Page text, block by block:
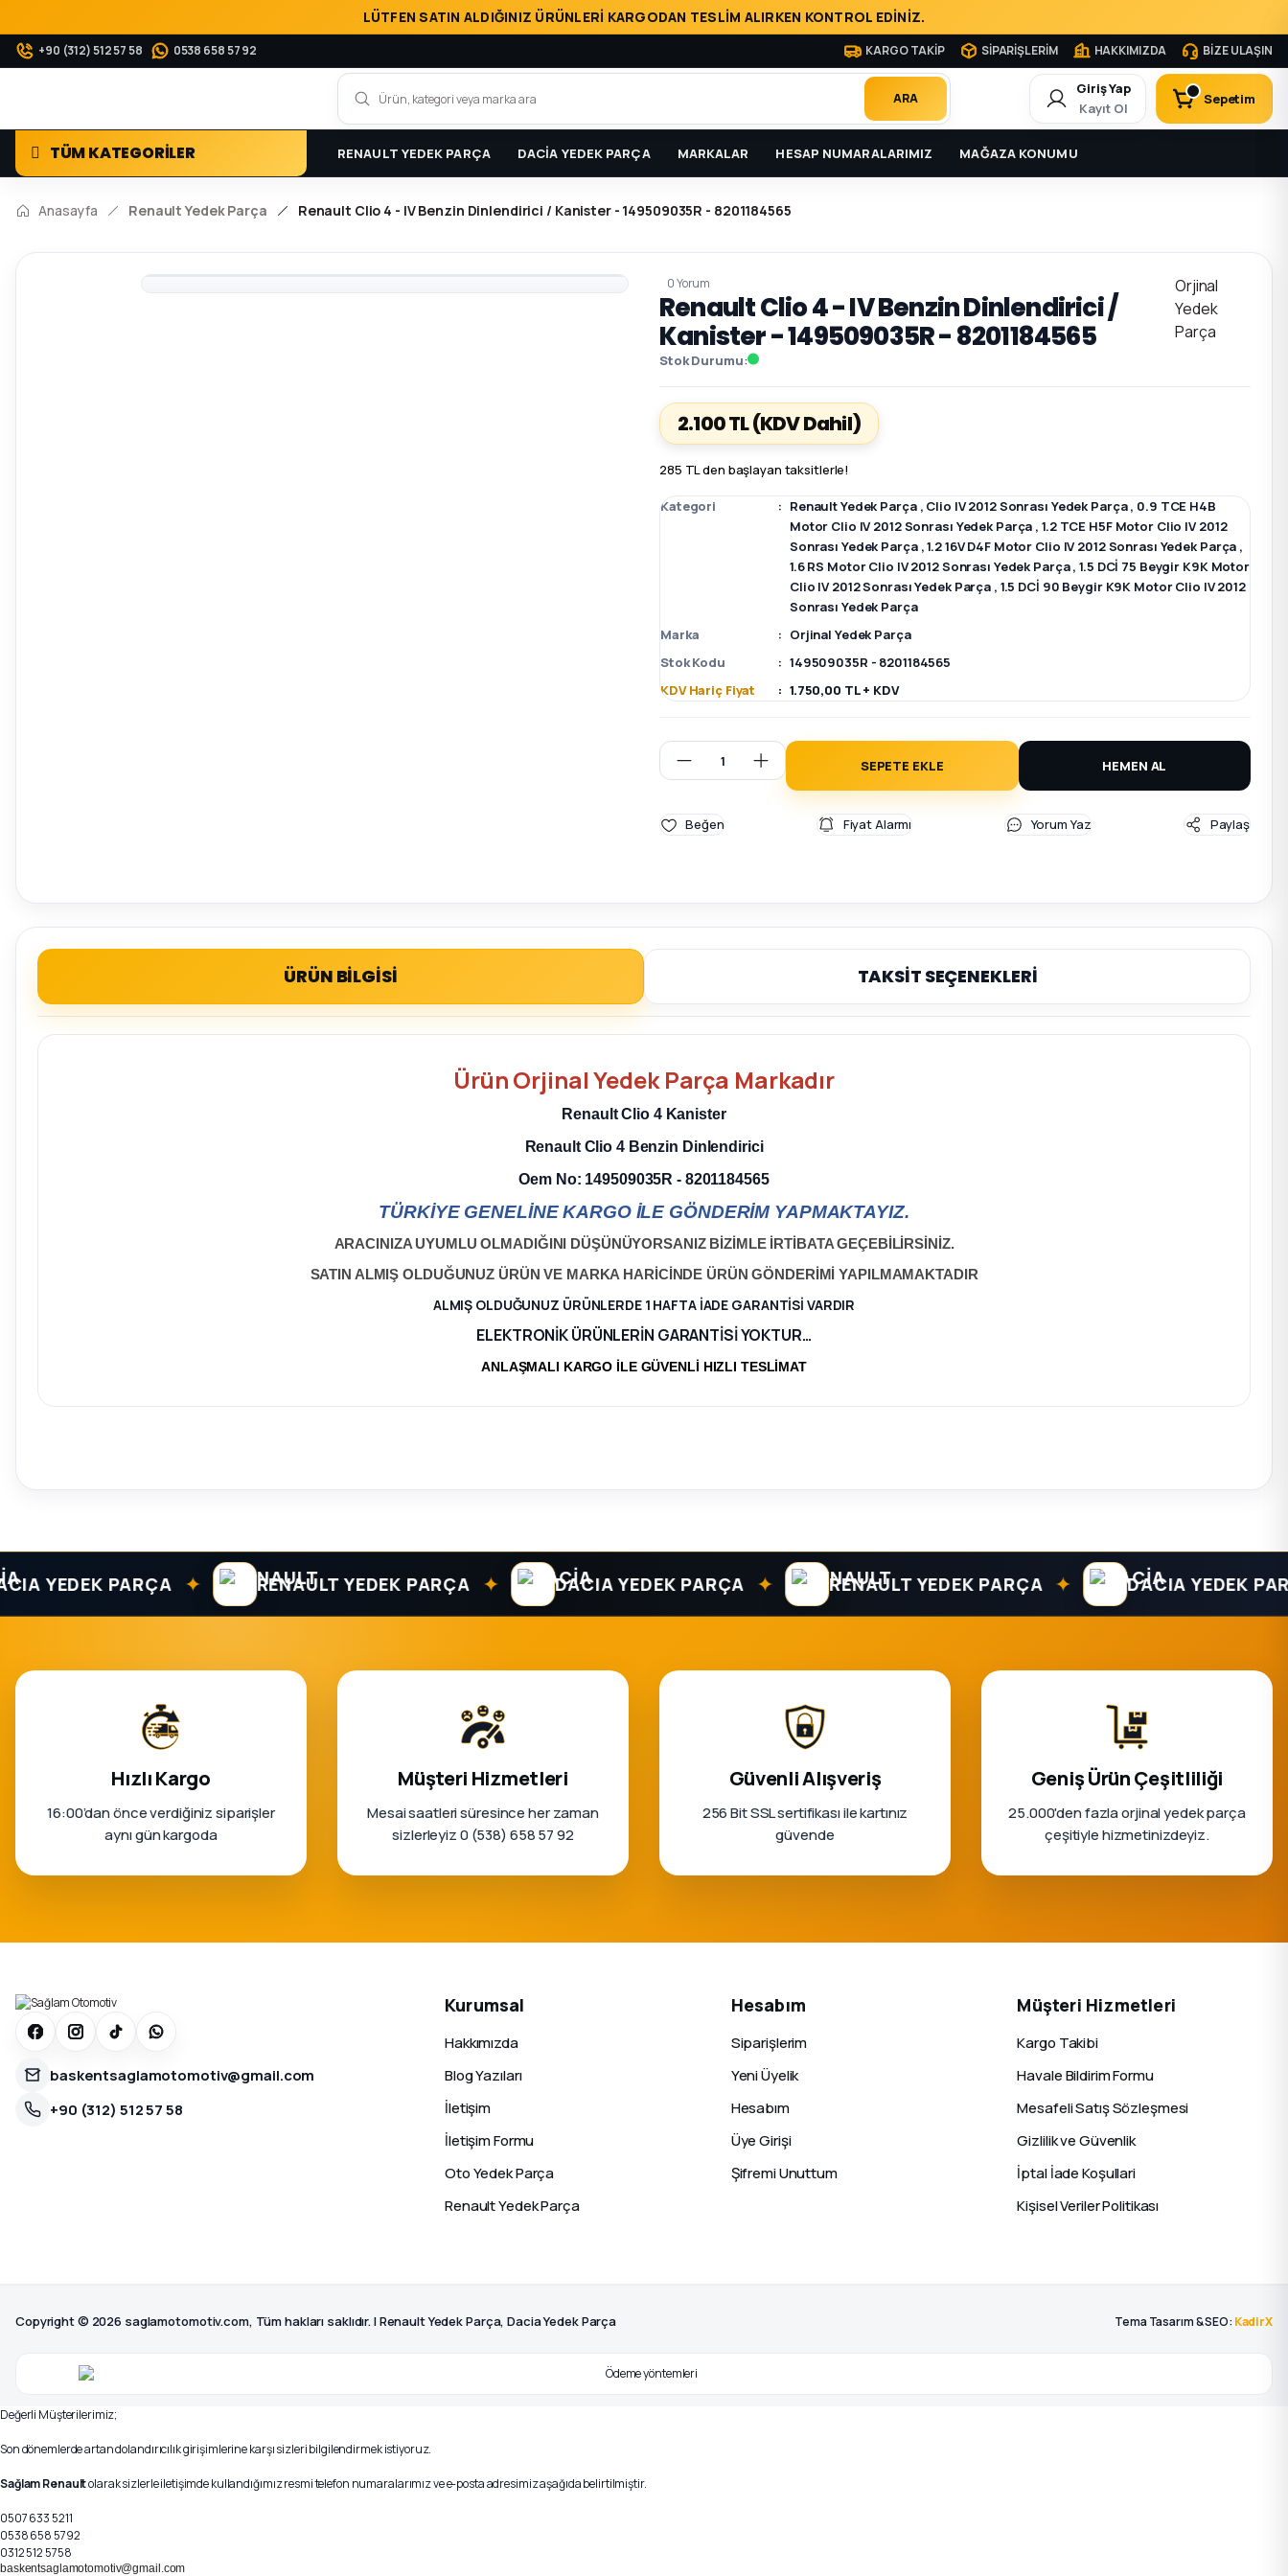
LÜTFEN SATIN ALDIĞINIZ ÜRÜNLERİ KARGODAN TESLİM ALIRKEN KONTROL EDİNİZ.
+90 (312) 512 57 58 0538 658 57 92 KARGO TAKİP SİPARİŞLERİM HAKKIMIZDA BİZE ULAŞIN
ARA
Giriş Yap
Kayıt Ol
Sepetim
TÜM KATEGORİLER RENAULT YEDEK PARÇA DACİA YEDEK PARÇA MARKALAR HESAP NUMARALARIMIZ MAĞAZA KONUMU
Anasayfa Renault Yedek Parça Renault Clio 4 - IV Benzin Dinlendirici / Kanister - 149509035R - 8201184565
0 Yorum
Renault Clio 4 - IV Benzin Dinlendirici /
Kanister - 149509035R - 8201184565
Stok Durumu
Orjinal
Yedek
Parça
2.100 TL(KDV Dahil)
285 TL den başlayan taksitlerle!
Kategori Renault Yedek Parça , Clio IV 2012 Sonrası Yedek Parça, 0.9 TCE H4B
Motor Clio IV 2012 Sonrası Yedek Parça , 1.2 TCE H5F Motor Clio IV 2012
Sonrası Yedek Parça ,1.2 16V D4F Motor Clio IV 2012 Sonrası Yedek Parça ,
1.6 RS Motor Clio IV 2012 Sonrası Yedek Parça,1.5 DCİ 75 Beygir K9K Motor
Clio IV 2012 Sonrası Yedek Parça , 1.5 DCİ 90 Beygir K9K Motor Clio IV 2012
Sonrası Yedek Parça
Marka
Orjinal Yedek Parça
Stok Kodu
149509035R - 8201184565
KDV Hariç Fiyat
1.750,00 TL + KDV
SEPETE EKLE HEMEN AL
Fiyat Alarmı Yorum Yaz Paylaş
ÜRÜN BİLGİSİ TAKSİT SEÇENEKLERİ
ÜrünOrjinal Yedek Parça Markadır
Renault Clio 4 Kanister
Renault Clio 4 Benzin Dinlendirici
Oem No: 149509035R - 8201184565
TÜRKİYE GENELİNE KARGO İLE GÖNDERİM YAPMAKTAYIZ.
ARACINIZA UYUMLU OLMADIĞINI DÜŞÜNÜYORSANIZ BİZİMLE İRTİBATA GEÇEBİLİRSİNİZ.
SATIN ALMIŞ OLDUĞUNUZ ÜRÜN VE MARKA HARİCİNDE ÜRÜN GÖNDERİMİ YAPILMAMAKTADIR
ALMIŞ OLDUĞUNUZ ÜRÜNLERDE 1 HAFTA İADE GARANTİSİ VARDIR
ELEKTRONİK ÜRÜNLERİN GARANTİSİ YOKTUR…
ANLAŞMALI KARGO İLE GÜVENLİ HIZLI TESLİMAT
PARÇA ✦ RENAULT YEDEK PARÇA ✦ DACIA YEDEK PARÇA ✦ RENAULT YEDEK PARÇA ✦ DACIA YEDEK PARÇA
Hızlı Kargo
16:00’dan önce verdiğiniz siparişler
aynı gün kargoda
Müşteri Hizmetleri
Mesai saatleri süresince her zaman
sizlerleyiz 0 (538) 658 57 92
Güvenli Alışveriş
256 Bit SSL sertifikası ile kartınız
güvende
Geniş Ürün Çeşitliliği
25.000'den fazla orjinal yedek parça
çeşitiyle hizmetinizdeyiz.
baskentsaglamotomotiv@gmail.com
+90 (312) 512 57 58
Kurumsal
Hakkımızda
Blog Yazıları
İletişim
İletişim Formu
Oto Yedek Parça
Renault Yedek Parça
Hesabım
Siparişlerim
Yeni Üyelik
Hesabım
Üye Girişi
Şifremi Unuttum
Müşteri Hizmetleri
Kargo Takibi
Havale Bildirim Formu
Mesafeli Satış Sözleşmesi
Gizlilik ve Güvenlik
İptal İade Koşullari
Kişisel Veriler Politikası
Copyright © 2026 saglamotomotiv.com, Tüm hakları saklıdır. | Renault Yedek Parça, Dacia Yedek Parça Tema Tasarım & SEO: KadirX
Değerli Müşterilerimiz;
Son dönemlerde artan dolandırıcılık girişimlerine karşı sizleri bilgilendirmek istiyoruz.
Sağlam Renaultolarak sizlerle iletişimde kullandığımız resmi telefon numaralarımız ve e-posta adresimiz aşağıda belirtilmiştir.
0507 633 5211
0538 658 5792
0312 512 5758
baskentsaglamotomotiv@gmail.com